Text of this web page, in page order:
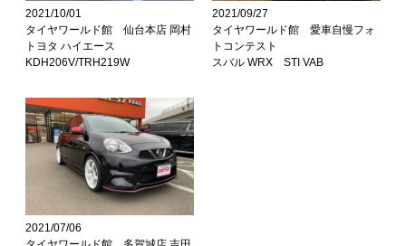
2021/10/01
タイヤワールド館 仙台本店 岡村
トヨタ ハイエース
KDH206V/TRH219W
2021/09/27
タイヤワールド館 愛車自慢フォ
トコンテスト
スバル WRX STI VAB
2021/07/06